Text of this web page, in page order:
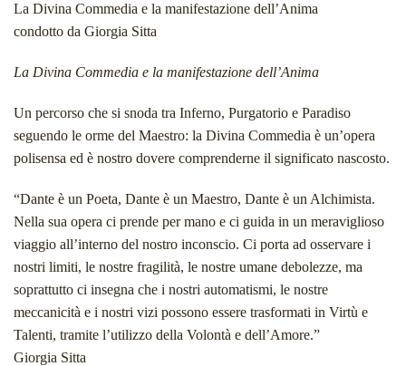
La Divina Commedia e la manifestazione dell’Anima
condotto da Giorgia Sitta
La Divina Commedia e la manifestazione dell’Anima
Un percorso che si snoda tra Inferno, Purgatorio e Paradiso
seguendo le orme del Maestro: la Divina Commedia è un’opera
polisensa ed è nostro dovere comprenderne il significato nascosto.
“Dante è un Poeta, Dante è un Maestro, Dante è un Alchimista.
Nella sua opera ci prende per mano e ci guida in un meraviglioso
viaggio all’interno del nostro inconscio. Ci porta ad osservare i
nostri limiti, le nostre fragilità, le nostre umane debolezze, ma
soprattutto ci insegna che i nostri automatismi, le nostre
meccanicità e i nostri vizi possono essere trasformati in Virtù e
Talenti, tramite l’utilizzo della Volontà e dell’Amore.”
Giorgia Sitta